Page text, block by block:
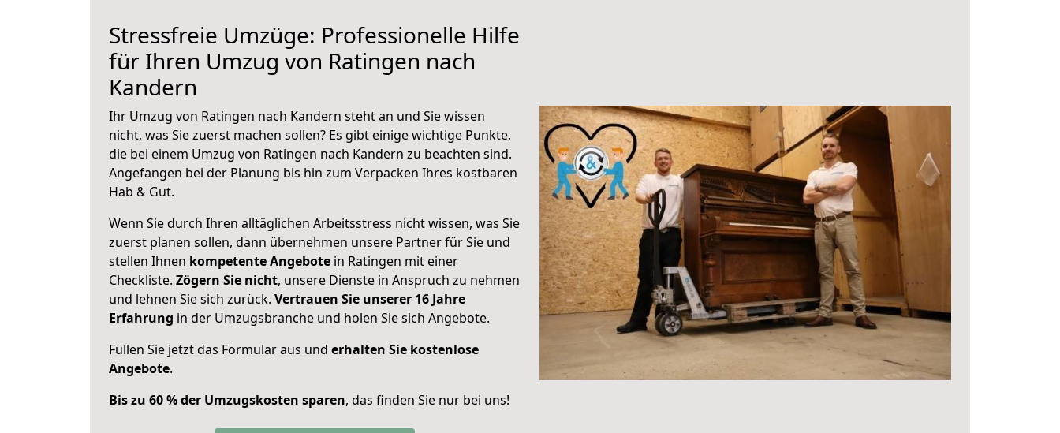
Stressfreie Umzüge: Professionelle Hilfe
für Ihren Umzug von Ratingen nach
Kandern
Ihr Umzug von Ratingen nach Kandern steht an und Sie wissen
nicht, was Sie zuerst machen sollen? Es gibt einige wichtige Punkte,
die bei einem Umzug von Ratingen nach Kandern zu beachten sind.
Angefangen bei der Planung bis hin zum Verpacken Ihres kostbaren
Hab & Gut.
Wenn Sie durch Ihren alltäglichen Arbeitsstress nicht wissen, was Sie
zuerst planen sollen, dann übernehmen unsere Partner für Sie und
stellen Ihnen kompetente Angebote in Ratingen mit einer
Checkliste. Zögern Sie nicht, unsere Dienste in Anspruch zu nehmen
und lehnen Sie sich zurück. Vertrauen Sie unserer 16 Jahre
Erfahrung in der Umzugsbranche und holen Sie sich Angebote.
Füllen Sie jetzt das Formular aus und erhalten Sie kostenlose
Angebote.
Bis zu 60 % der Umzugskosten sparen, das finden Sie nur bei uns!